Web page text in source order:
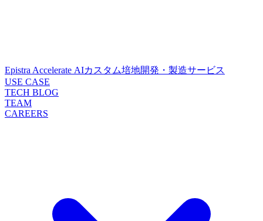
Epistra Accelerate AIカスタム培地開発・製造サービス
USE CASE
TECH BLOG
TEAM
CAREERS